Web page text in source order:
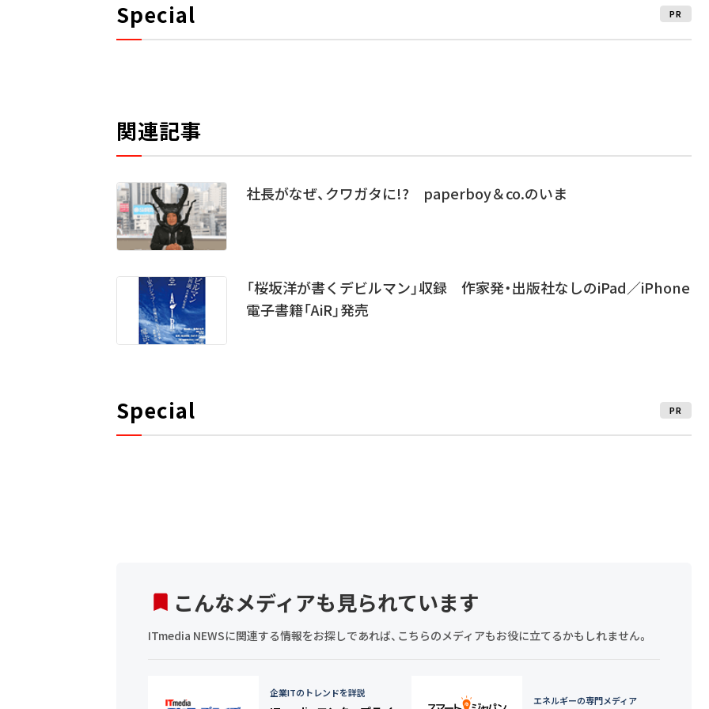
Special PR
関連記事
社長がなぜ、クワガタに!? paperboy＆co.のいま
「桜坂洋が書くデビルマン」収録 作家発・出版社なしのiPad／iPhone
電子書籍「AiR」発売
Special PR
こんなメディアも見られています
ITmedia NEWSに関連する情報をお探しであれば、こちらのメディアもお役に立てるかもしれません。
企業ITのトレンドを詳説
エネルギーの専門メディア